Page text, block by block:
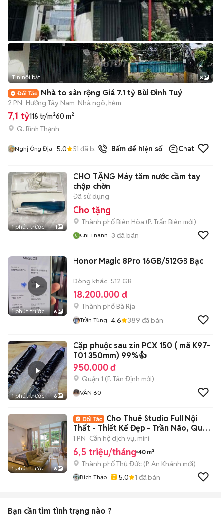
+2
Tin nổi bật 8
Nhà to sân rộng Giá 7.1 tỷ Bùi Đình Tuý
2 PN Hướng Tây Nam Nhà ngõ, hẻm
7,1 tỷ118 tr/m²60 m²
Q. Bình Thạnh
Nghị Ông Địa 5.0 51 đã bán Bấm để hiện số Chat
1 phút trước 1
CHO TẶNG Máy tăm nước cầm tay
chập chờn
Đã sử dụng
Cho tặng
Thành phố Biên Hòa (P. Trấn Biên mới)
Chi Thanh 3 đã bán
1 phút trước 6
Honor Magic 8Pro 16GB/512GB Bạc
Dòng khác 512 GB
18.200.000 đ
Thành phố Bà Rịa
Trần Tùng 4.6 389 đã bán
1 phút trước 6
Cặp phuộc sau zin PCX 150 ( mã K97-
T01 350mm) 99%👍
950.000 đ
Quận 1 (P. Tân Định mới)
VÂN 60
1 phút trước 8
Cho Thuê Studio Full Nội
Thất - Thiết Kế Đẹp - Trần Não, Quận
21 PN Căn hộ dịch vụ, mini
6,5 triệu/tháng 40 m²
Thành phố Thủ Đức (P. An Khánh mới)
Bích Thảo 5.0 1 đã bán
Bạn cần tìm tình trạng nào ?